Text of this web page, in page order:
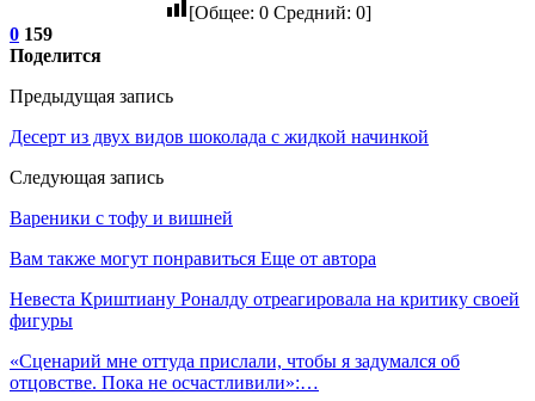
[Общее: 0Средний: 0]
0 159
Поделится
Предыдущая запись
Десерт из двух видов шоколада с жидкой начинкой
Следующая запись
Вареники с тофу и вишней
Вам также могут понравиться Еще от автора
Невеста Криштиану Роналду отреагировала на критику своей
фигуры
«Сценарий мне оттуда прислали, чтобы я задумался об
отцовстве. Пока не осчастливили»:…